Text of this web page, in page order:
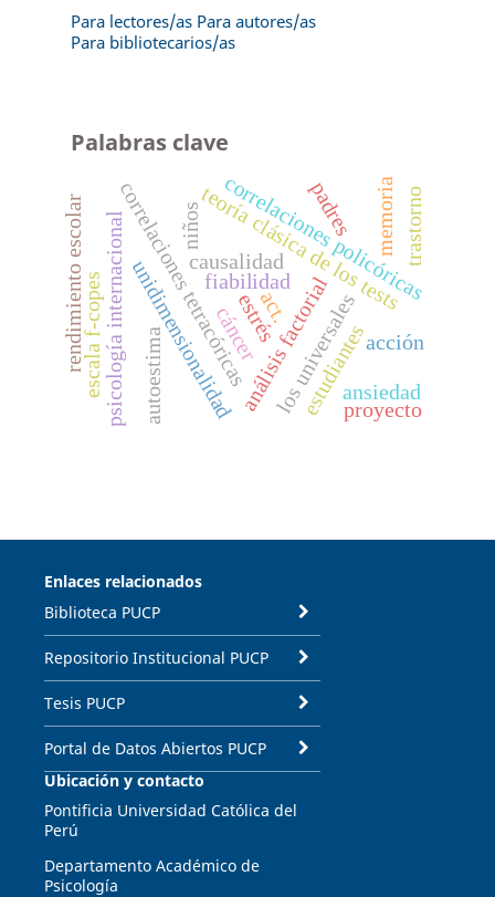
Para lectores/as Para autores/as
Para bibliotecarios/as
Palabras clave
unidimensionalidad
teoría clásica de los tests
análisis factorial
correlaciones tetracóricascorrelaciones policóricas
psicología internacional causalidad
los universales
fiabilidad
estudiantes
cáncer
padres
niños
escala f-copes autoestima ansiedad
rendimiento escolar memoria
estrés
trastorno
act.
proyecto
acción
Enlaces relacionados
Biblioteca PUCP
Repositorio Institucional PUCP
Tesis PUCP
Portal de Datos Abiertos PUCP
Ubicación y contacto
Pontificia Universidad Católica del
Perú
Departamento Académico de
Psicología